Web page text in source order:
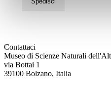
Contattaci
Museo di Scienze Naturali
via Bottai 1
39100 Bolzano, Italia